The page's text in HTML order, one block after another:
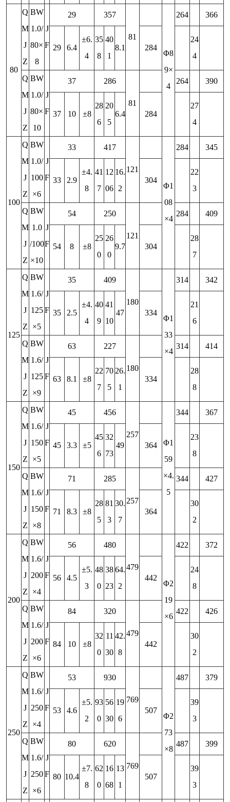
80
Q
M
J
Z
BW
1.0/
80×
8
J
F
29 357
81
Φ8
9×
4
264 366
29 6.4
±6.
4
35
8
40
1
8.1 284
24
4
Q
M
J
Z
BW
1.0/
80×
10
J
F
37 286
81
264 390
37 10 ±8
28
6
20
5
6.4 284
27
4
100
Q
M
J
Z
BW
1.0/
100
×6
J
F
33 417
121
Φ1
08
×4
284 345
33 2.9
±4.
8
41
7
12
06
16.
2
304
22
3
Q
M
J
Z
BW
1.0
/100
×10
J
F
54 250
121
284 409
54 8 ±8
25
0
26
0
9.7 304
28
7
125
Q
M
J
Z
BW
1.6/
125
×5
J
F
35 409
180
Φ1
33
×4
314 342
35 2.5
±4.
4
40
9
41
10
47 334
21
6
Q
M
J
Z
BW
1.6/
125
×9
J
F
63 227
180
314 414
63 8.1 ±8
22
7
70
5
26.
1
334
28
8
150
Q
M
J
Z
BW
1.6/
150
×5
J
F
45 456
257
Φ1
59
×4.
5
344 367
45 3.3 ±5
45
6
32
73
49 364
23
8
Q
M
J
Z
BW
1.6/
150
×8
J
F
71 285
257
344 427
71 8.3 ±8
28
5
81
3
30.
7
364
30
2
200
Q
M
J
Z
BW
1.6/
200
×4
J
F
56 480
479
Φ2
19
×6
422 372
56 4.5
±5.
3
48
0
38
23
64.
2
442
24
8
Q
M
J
Z
BW
1.6/
200
×6
J
F
84 320
479
422 426
84 10 ±8
32
0
11
30
42.
8
442
30
2
250
Q
M
J
Z
BW
1.6/
250
×4
J
F
53 930
769
Φ2
73
×8
487 379
53 4.6
±5.
2
93
0
56
30
19
6
507
39
3
Q
M
J
Z
BW
1.6/
250
×6
J
F
80 620
769
487 399
80 10.4
±7.
8
62
0
16
68
13
1
507
39
3